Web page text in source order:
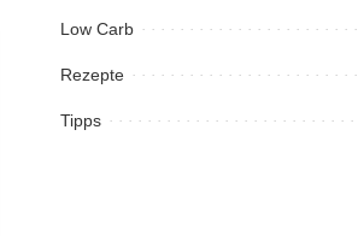
Low Carb
Rezepte
Tipps